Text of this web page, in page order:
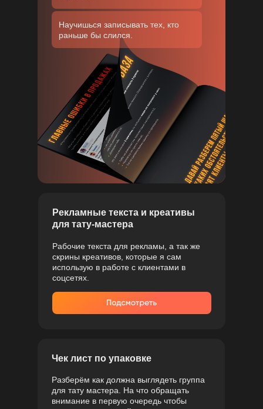
Научишься записывать тех, кто
раньше бы слился.
Чек лист по упаковке
Разберём как должна выглядеть группа
для тату мастера. На что обращать
внимание в первую очередь чтобы
Рекламные текста и креативы
для тату-мастера
Рабочие текста для рекламы, а так же
скрины креативов, которые я сам
использую в работе с клиентами в
соцсетях.